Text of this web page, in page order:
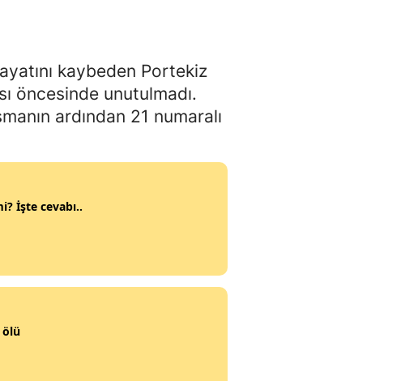
Manisa
Kahramanmaraş
Muş
Niğde
kaybeden Portekiz
öncesinde unutulmadı.
ardından 21 numaralı
İşte cevabı..
ölü